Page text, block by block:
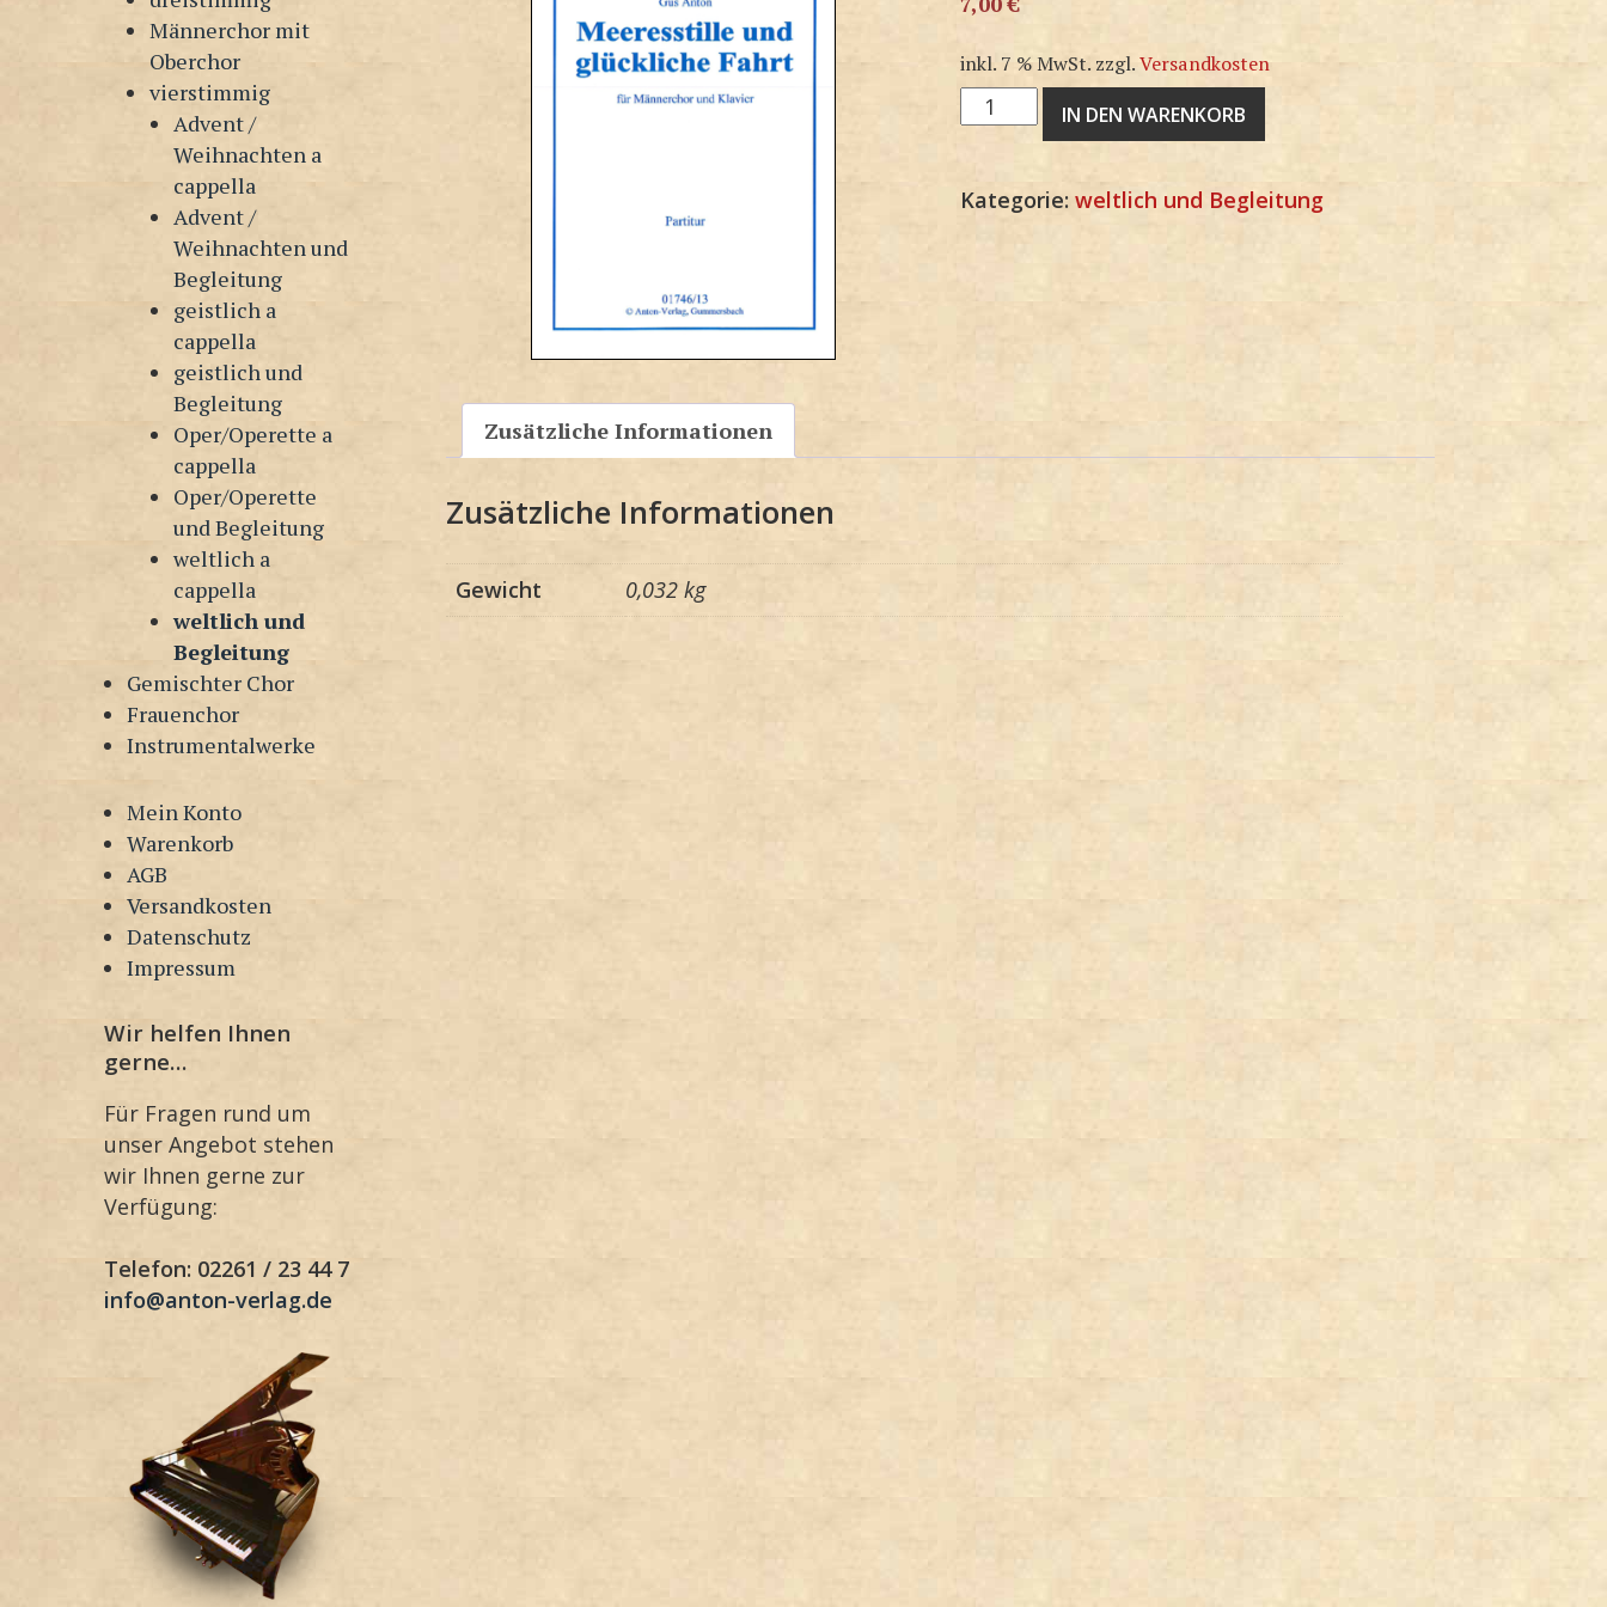
Männerchor mit
Oberchor
vierstimmig
Advent /
Weihnachten a
cappella
Advent /
Weihnachten und
Begleitung
geistlich a
cappella
geistlich und
Begleitung
Oper/Operette a
cappella
Oper/Operette
und Begleitung
weltlich a
cappella
weltlich und
Begleitung
Gemischter Chor
Frauenchor
Instrumentalwerke
Mein Konto
Warenkorb
AGB
Versandkosten
Datenschutz
Impressum
Wir helfen Ihnen
gerne…
Für Fragen rund um
unser Angebot stehen
wir Ihnen gerne zur
Verfügung:
Telefon: 02261 / 23 44 7
info@anton-verlag.de
inkl. 7 % MwSt. zzgl.Versandkosten
M1746KP
Menge
IN DEN WARENKORB
Kategorie:weltlich und Begleitung
Zusätzliche Informationen
Zusätzliche Informationen
Gewicht 0,032 kg